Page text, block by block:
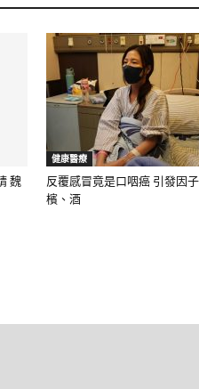
魏
健康醫療
反覆感冒竟是口咽癌 引發因子
檳、酒